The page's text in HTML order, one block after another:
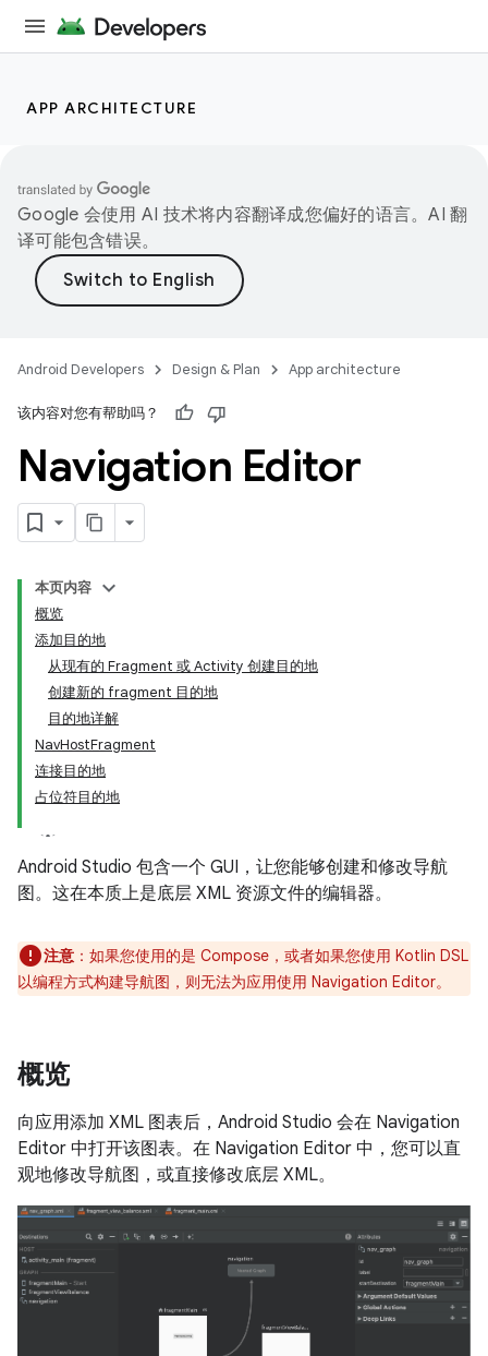
APP ARCHITECTURE
Google 会使用 AI 技术将内容翻译成您偏好的语言。AI 翻
译可能包含错误。
Android Developers Design & Plan App architecture
该内容对您有帮助吗？
Navigation Editor
本页内容
概览
添加目的地
从现有的 Fragment 或 Activity 创建目的地
创建新的 fragment 目的地
目的地详解
NavHostFragment
连接目的地
占位符目的地
Android Studio 包含一个 GUI，让您能够创建和修改导航
图。这在本质上是底层 XML 资源文件的编辑器。
注意 ：如果您使用的是 Compose，或者如果您使用 Kotlin DSL
以编程方式构建导航图，则无法为应用使用 Navigation Editor。
概览
向应用添加 XML 图表后，Android Studio 会在 Navigation
Editor 中打开该图表。 在 Navigation Editor 中，您可以直
观地修改导航图，或直接修改底层 XML。